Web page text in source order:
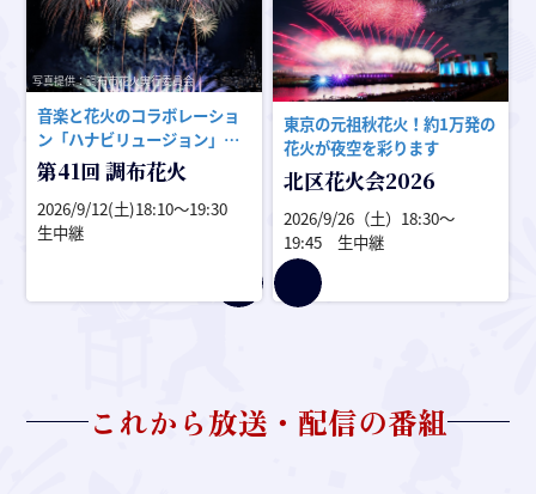
写真提供：調布市花火実行委員会
音楽と花火のコラボレーショ
ン「ハナビリュージョン」。
約1万発の花火が調布の秋空を
染める！
第41回 調布花火
2026/9/12(土)18:10〜19:30
生中継
東京の元祖秋花火！約1万発の
花火が夜空を彩ります
北区花火会2026
2026/9/26（土）18:30〜
19:45 生中継
これから放送・配信の番組